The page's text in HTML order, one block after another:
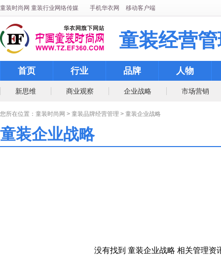
童装时尚网 童装行业网络传媒 手机华衣网 移动客户端
童装经营
首页 行业 品牌 人物
新思维 商业观察 企业战略 市场营销
您所在位置： 童装时尚网 > 童装品牌经营管理 > 童装企业战略
童装企业战略
没有找到 童装企业战略 相关管理资